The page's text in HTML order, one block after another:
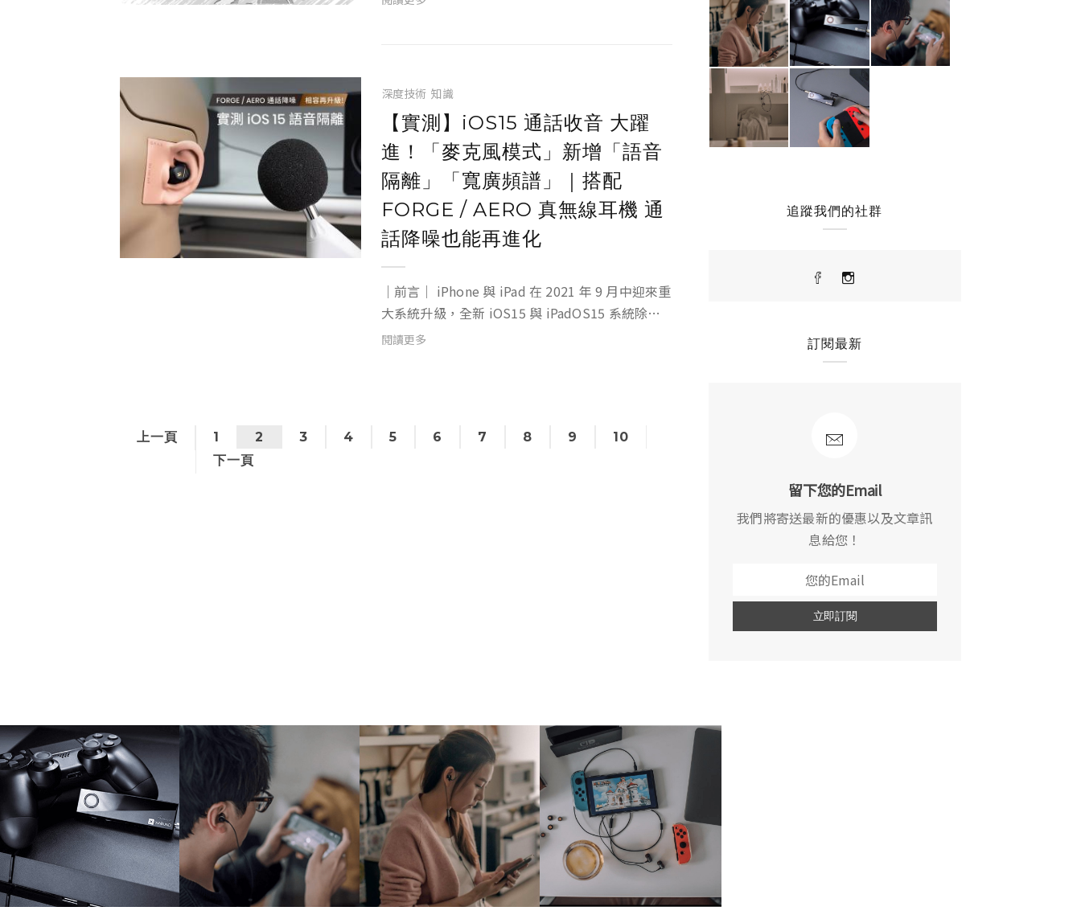
深度技術 知識
【實測】iOS15 通話收音 大躍
進！「麥克風模式」新增「語音
隔離」「寬廣頻譜」｜搭配
FORGE / AERO 真無線耳機 通
話降噪也能再進化
｜前言｜ iPhone 與 iPad 在 2021 年 9 月中迎來重
大系統升級，全新 iOS15 與 iPadOS15 系統除了
FaceTime、專注模式、原況文字 ... 等 重大更新
閱讀更多
上一頁 1 2 3 4 5 6 7 8 9
10
下一頁
追蹤我們的社群
訂閱最新
留下您的Email
我們將寄送最新的優惠以及文章訊
息給您！